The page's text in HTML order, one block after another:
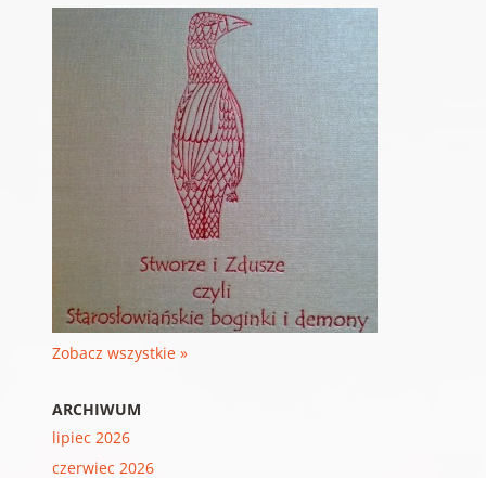
Zobacz wszystkie »
ARCHIWUM
lipiec 2026
czerwiec 2026